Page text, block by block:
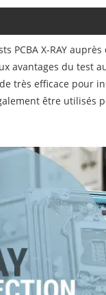
PCBA X-RAY
avantages du test
très efficace pour
être